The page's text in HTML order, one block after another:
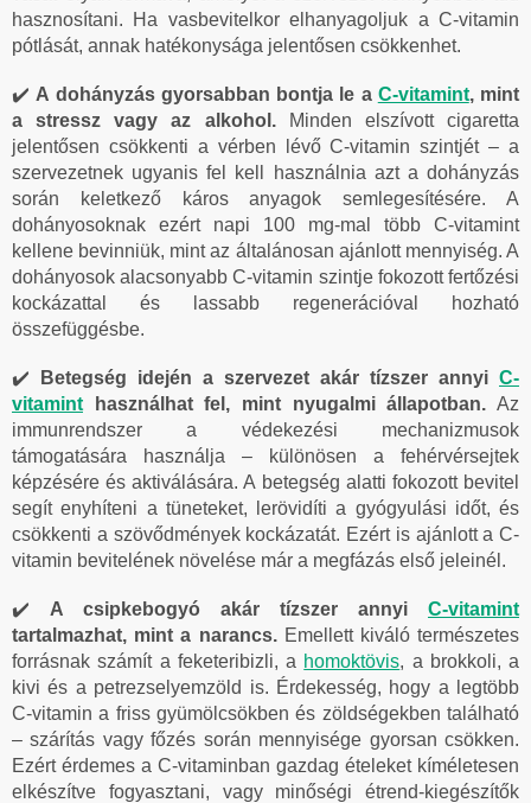
hasznosítani. Ha vasbevitelkor elhanyagoljuk a C-vitamin
pótlását, annak hatékonysága jelentősen csökkenhet.
✔️ A dohányzás gyorsabban bontja le a C-vitamint, mint
a stressz vagy az alkohol.
Minden elszívott cigaretta
jelentősen csökkenti a vérben lévő C-vitamin szintjét – a
szervezetnek ugyanis fel kell használnia azt a dohányzás
során keletkező káros anyagok semlegesítésére. A
dohányosoknak ezért napi 100 mg-mal több C-vitamint
kellene bevinniük, mint az általánosan ajánlott mennyiség. A
dohányosok alacsonyabb C-vitamin szintje fokozott fertőzési
kockázattal és lassabb regenerációval hozható
összefüggésbe.
✔️ Betegség idején a szervezet akár tízszer annyi C-
vitamint használhat fel, mint nyugalmi állapotban. Az
immunrendszer a védekezési mechanizmusok
támogatására használja – különösen a fehérvérsejtek
képzésére és aktiválására. A betegség alatti fokozott bevitel
segít enyhíteni a tüneteket, lerövidíti a gyógyulási időt, és
csökkenti a szövődmények kockázatát. Ezért is ajánlott a C-
vitamin bevitelének növelése már a megfázás első jeleinél.
✔️ A csipkebogyó akár tízszer annyi C-vitamint
tartalmazhat, mint a narancs. Emellett kiváló természetes
forrásnak számít a feketeribizli, a homoktövis, a brokkoli, a
kivi és a petrezselyemzöld is. Érdekesség, hogy a legtöbb
C-vitamin a friss gyümölcsökben és zöldségekben található
– szárítás vagy főzés során mennyisége gyorsan csökken.
Ezért érdemes a C-vitaminban gazdag ételeket kíméletesen
elkészítve fogyasztani, vagy minőségi étrend-kiegészítők